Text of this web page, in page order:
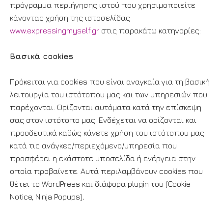
πρόγραμμα περιήγησης ιστού που χρησιμοποιείτε
κάνοντας χρήση της ιστοσελίδας
www.expressingmyself.gr στις παρακάτω κατηγορίες:
Βασικά cookies
Πρόκειται για cookies που είναι αναγκαία για τη βασική
λειτουργία του ιστότοπου μας και των υπηρεσιών που
παρέχονται. Ορίζονται αυτόματα κατά την επίσκεψη
σας στον ιστότοπο μας. Ενδέχεται να ορίζονται και
προοδευτικά καθώς κάνετε χρήση του ιστότοπου μας
κατά τις ανάγκες/περιεχόμενο/υπηρεσία που
προσφέρει η εκάστοτε υποσελίδα ή ενέργεια στην
οποία προβαίνετε. Αυτά περιλαμβάνουν cookies που
θέτει το WordPress και διάφορα plugin του (Cookie
Notice, Ninja Popups).